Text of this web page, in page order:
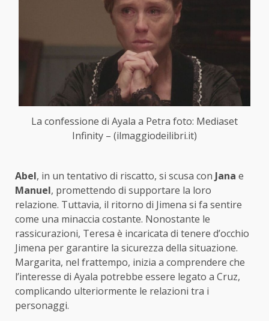
La confessione di Ayala a Petra foto: Mediaset
Infinity – (ilmaggiodeilibri.it)
Abel, in un tentativo di riscatto, si scusa con Jana e
Manuel, promettendo di supportare la loro
relazione. Tuttavia, il ritorno di Jimena si fa sentire
come una minaccia costante. Nonostante le
rassicurazioni, Teresa è incaricata di tenere d’occhio
Jimena per garantire la sicurezza della situazione.
Margarita, nel frattempo, inizia a comprendere che
l’interesse di Ayala potrebbe essere legato a Cruz,
complicando ulteriormente le relazioni tra i
personaggi.